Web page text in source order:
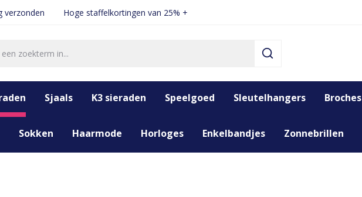
verzonden Hoge staffelkortingen van 25% +
Sjaals K3 sieraden Speelgoed Sleutelhangers Broches
Sokken Haarmode Horloges Enkelbandjes Zonnebrillen